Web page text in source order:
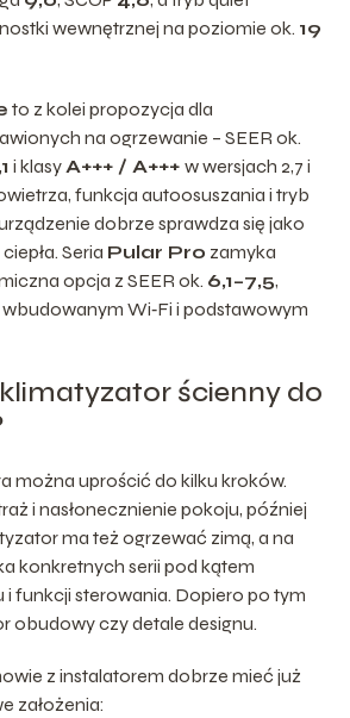
wewnętrznej na poziomie ok. 19
to z kolei propozycja dla
na ogrzewanie – SEER ok.
i klasyA+++ / A+++ w wersjach 2,7 i
funkcja autoosuszania i tryb
dobrze sprawdza się jako
Seria Pular Pro zamyka
opcja z SEER ok. 6,1–7,5,
wbudowanym Wi‑Fi i podstawowym
ścienny do
można uprościć do kilku kroków.
i nasłonecznienie pokoju, później
ma też ogrzewać zimą, a na
konkretnych serii pod kątem
i funkcji sterowania. Dopiero po tym
obudowy czy detale designu.
z instalatorem dobrze mieć już
założenia: